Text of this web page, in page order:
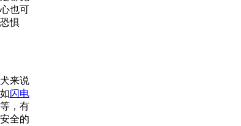
也可
惧
来说
闪电
，有
全的